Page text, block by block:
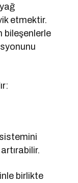
etmektir.
bileşenlerle
birlikte